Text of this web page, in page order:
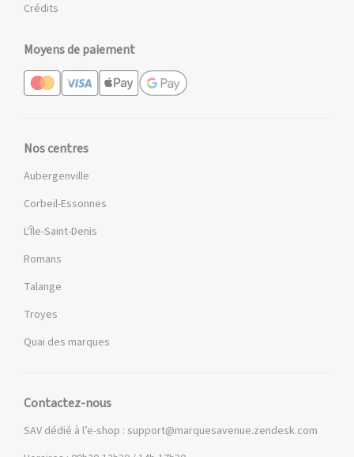
Crédits
Moyens de paiement
Nos centres
Aubergenville
Corbeil-Essonnes
L'Île-Saint-Denis
Romans
Talange
Troyes
Quai des marques
Contactez-nous
SAV dédié à l’e-shop : support@marquesavenue.zendesk.com